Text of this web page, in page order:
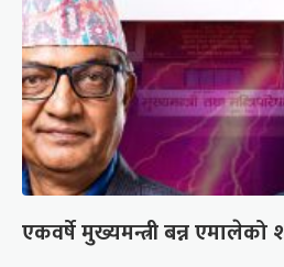
एकवर्षे मुख्यमन्त्री बन्न एमालेको